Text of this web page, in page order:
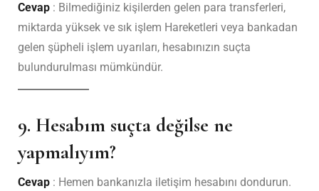
Cevap : Bilmediğiniz kişilerden gelen para transferleri,
miktarda yüksek ve sık işlem Hareketleri veya bankadan
gelen şüpheli işlem uyarıları, hesabınızın suçta
bulundurulması mümkündür.
9. Hesabım suçta değilse ne
yapmalıyım?
Cevap : Hemen bankanızla iletişim hesabını dondurun.